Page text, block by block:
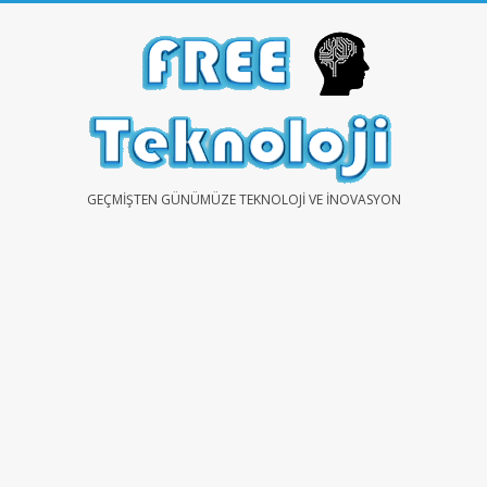
FREEGEÇMIŞTEN GÜNÜMÜZE TEKNOLOJI VE İNOVASYON